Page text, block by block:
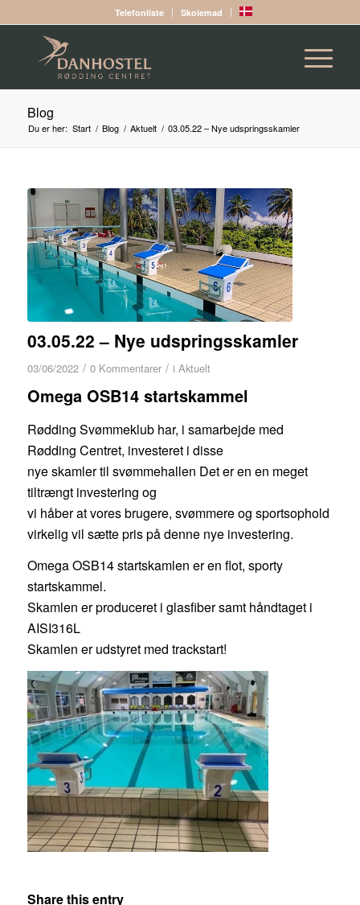
Telefonliste Skolemad
Blog
Du er her: Start / Blog / Aktuelt / 03.05.22 – Nye udspringsskamler
03.05.22 – Nye udspringsskamler
03/06/2022 / 0 Kommentarer / i Aktuelt
Omega OSB14 startskammel
Rødding Svømmeklub har, i samarbejde med
Rødding Centret, investeret i disse
nye skamler til svømmehallen Det er en en meget
tiltrængt investering og
vi håber at vores brugere, svømmere og sportsophold
virkelig vil sætte pris på denne nye investering.
Omega OSB14 startskamlen er en flot, sporty
startskammel.
Skamlen er produceret i glasfiber samt håndtaget i
AISI316L
Skamlen er udstyret med trackstart!
Share this entry